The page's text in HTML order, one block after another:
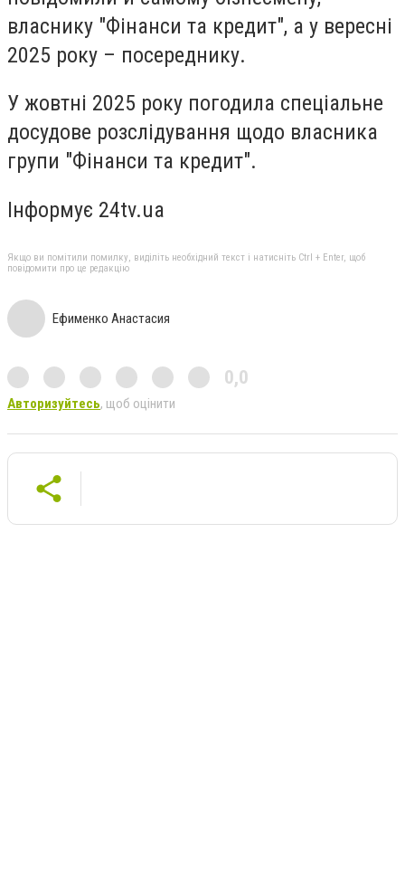
власнику "Фінанси та кредит", а у вересні
2025 року – посереднику.
У жовтні 2025 року погодила спеціальне
досудове розслідування щодо власника
групи "Фінанси та кредит".
Інформує 24tv.ua
Якщо ви помітили помилку, виділіть необхідний текст і натисніть Ctrl + Enter, щоб
повідомити про це редакцію
Ефименко Анастасия
0,0
Авторизуйтесь, щоб оцінити